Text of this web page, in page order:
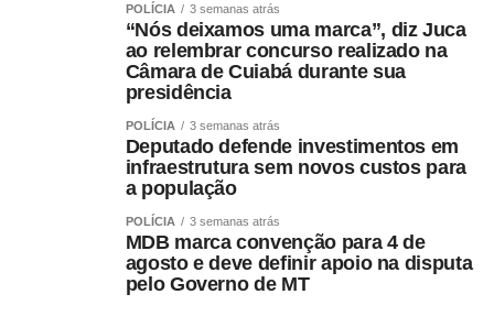
Copom
O Comitê de Política Monetária (Copom) do Banco
Central (BC) reduziu nesta quarta-feira (5) em 0,25 ponto
percentual a Taxa Selic, a taxa básica de juros da
economia brasileira, que passará de 14,25% para 14% ao
Esta é a quarta vez consecutiva que o comitê reduz os
juros. A decisão foi tomada em reunião na sede do BC,
POLÍCIA 3 semanas atrás
“Nós deixamos uma marca”, diz Juca
ao relembrar concurso realizado na
Câmara de Cuiabá durante sua
presidência
POLÍCIA 3 semanas atrás
Deputado defende investimentos em
infraestrutura sem novos custos para
a população
POLÍCIA 3 semanas atrás
MDB marca convenção para 4 de
agosto e deve definir apoio na disputa
pelo Governo de MT